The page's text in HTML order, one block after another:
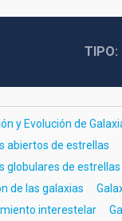
TIPO
y Evolución de
abiertos de estrellas
globulares de estrellas
de las galaxias
interestelar